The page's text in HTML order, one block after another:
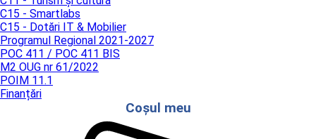
C15 - Smartlabs
C15 - Dotări IT & Mobilier
Programul Regional 2021-2027
POC 411 / POC 411 BIS
M2 OUG nr 61/2022
POIM 11.1
Finanțări
Coșul meu